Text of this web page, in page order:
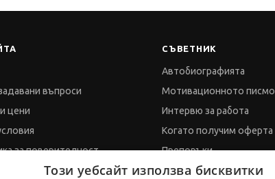
въпроси
цени
за поверителност
за бисквитките
СЪВЕТНИК
Автобиографията
Мотивационното писмо
Интервю за работа
Когато получим оферта
Препоръки
Vihra AI
Този уебсайт използва бисквитки